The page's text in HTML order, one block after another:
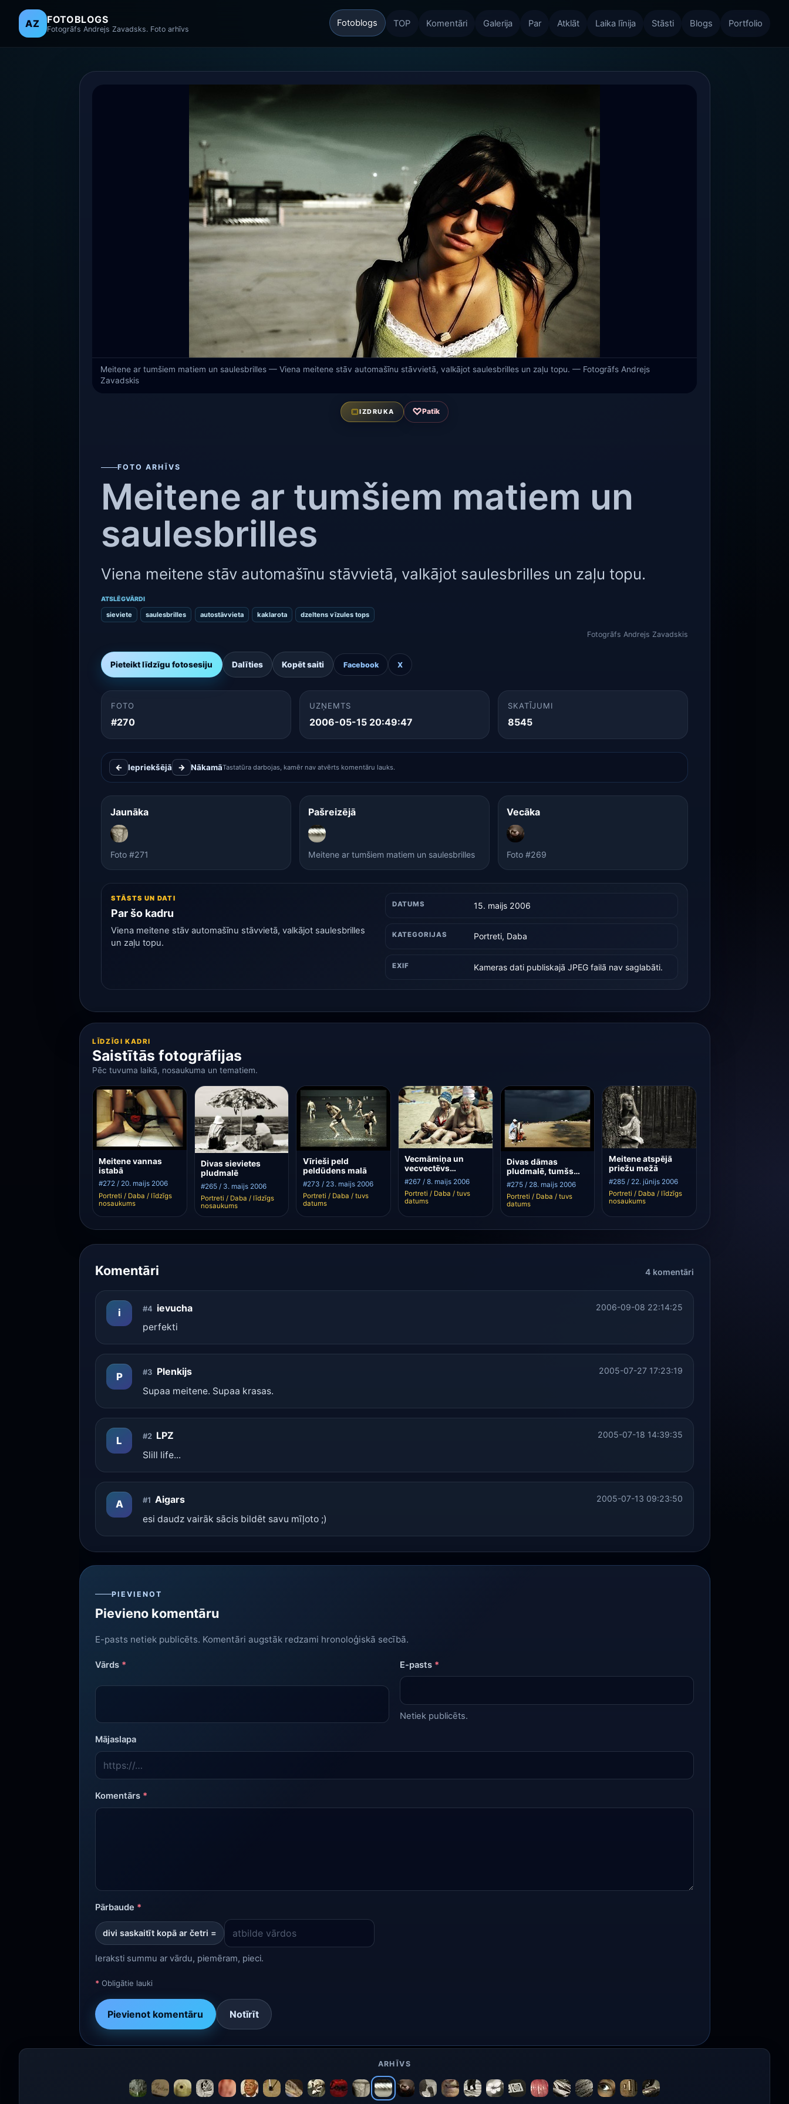
AZ FOTOBLOGS
Fotogrāfs Andrejs Zavadsks. Foto arhīvs
Fotoblogs TOP Komentāri Galerija Par Atklāt Laika līnija Stāsti Blogs Portfolio
Meitene ar tumšiem matiem un saulesbrilles — Viena meitene stāv automašīnu stāvvietā, valkājot saulesbrilles un zaļu topu. — Fotogrāfs Andrejs
Zavadskis
IZDRUKA ♡Patīk
FOTO ARHĪVS
Meitene ar tumšiem matiem un
saulesbrilles
Viena meitene stāv automašīnu stāvvietā, valkājot saulesbrilles un zaļu topu.
ATSLĒGVĀRDI
sieviete saulesbrilles autostāvvieta kaklarota dzeltens vīzules tops
Fotogrāfs Andrejs Zavadskis
Pieteikt līdzīgu fotosesiju Dalīties Kopēt saiti Facebook X
FOTO
#270
UZŅEMTS
2006-05-15 20:49:47
SKATĪJUMI
8545
← Iepriekšējā → NākamāTastatūra darbojas, kamēr nav atvērts komentāru lauks.
Jaunāka
Foto #271
Pašreizējā
Meitene ar tumšiem matiem un saulesbrilles
Vecāka
Foto #269
STĀSTS UN DATI
Par šo kadru
Viena meitene stāv automašīnu stāvvietā, valkājot saulesbrilles
un zaļu topu.
DATUMS 15. maijs 2006
KATEGORIJAS Portreti, Daba
EXIF Kameras dati publiskajā JPEG failā nav saglabāti.
LĪDZĪGI KADRI
Saistītās fotogrāfijas
Pēc tuvuma laikā, nosaukuma un tematiem.
Meitene vannas
istabā
#272 / 20. maijs 2006
Portreti / Daba / līdzīgs
nosaukums
Divas sievietes
pludmalē
#265 / 3. maijs 2006
Portreti / Daba / līdzīgs
nosaukums
Vīrieši peld
peldūdens malā
#273 / 23. maijs 2006
Portreti / Daba / tuvs
datums
Vecmāmiņa un
vecvectēvs
pludmalē
#267 / 8. maijs 2006
Portreti / Daba / tuvs
datums
Divas dāmas
pludmalē, tumšs
debesis
#275 / 28. maijs 2006
Portreti / Daba / tuvs
datums
Meitene atspējā
priežu mežā
#285 / 22. jūnijs 2006
Portreti / Daba / līdzīgs
nosaukums
Komentāri 4 komentāri
i #4 ievucha 2006-09-08 22:14:25
perfekti
P #3 Plenkijs 2005-07-27 17:23:19
Supaa meitene. Supaa krasas.
L #2 LPZ 2005-07-18 14:39:35
Slill life...
A #1 Aigars 2005-07-13 09:23:50
esi daudz vairāk sācis bildēt savu mīļoto ;)
PIEVIENOT
Pievieno komentāru
E-pasts netiek publicēts. Komentāri augstāk redzami hronoloģiskā secībā.
Vārds * E-pasts *
Netiek publicēts.
Mājaslapa
Komentārs *
Pārbaude *
divi saskaitīt kopā ar četri =
Ieraksti summu ar vārdu, piemēram, pieci.
*Obligātie lauki
Pievienot komentāru Notīrīt
ARHĪVS